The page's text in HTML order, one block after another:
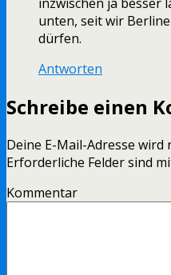
unten, seit wir
dürfen.
Antworten
Schreibe einen
Deine E-Mail-Adresse
Erforderliche Felder sind
Kommentar